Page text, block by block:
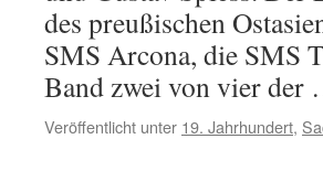
des preußischen
SMS Arcona, die SMS
Band zwei von vier der
Veröffentlicht unter 19. Jahrhundert,